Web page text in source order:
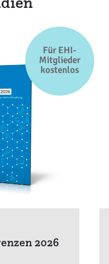
Für EHI-
Mitglieder
kostenlos
2026